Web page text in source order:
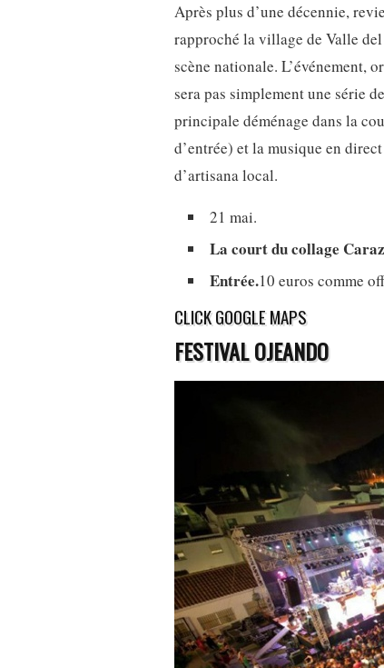
Après plus d’une décennie,
rapproché la village de Valle
scène nationale. L’événement,
sera pas simplement une série
principale déménage dans la
d’entrée) et la musique en
d’artisana local.
21 mai.
La court du collage
Entrée.10 euros comme
CLICK GOOGLE MAPS
FESTIVAL OJEANDO